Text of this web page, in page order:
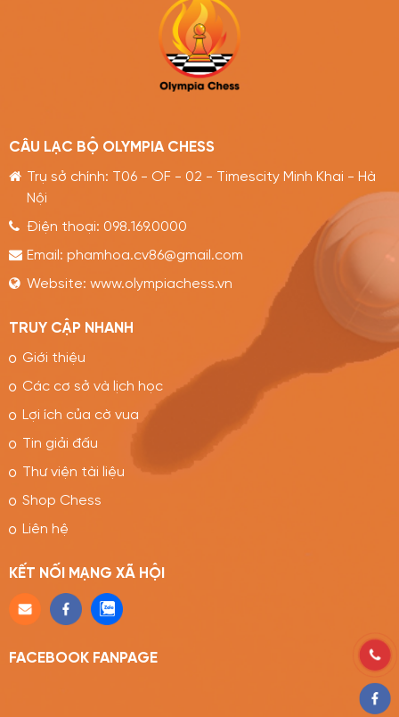
CÂU LẠC BỘ OLYMPIA CHESS
Trụ sở chính: T06 - OF - 02 - Timescity Minh Khai - Hà
Nội
Điện thoại: 098.169.0000
Email: phamhoa.cv86@gmail.com
Website: www.olympiachess.vn
TRUY CẬP NHANH
Giới thiệu
Các cơ sở và lịch học
Lợi ích của cờ vua
Tin giải đấu
Thư viện tài liệu
Shop Chess
Liên hệ
KẾT NỐI MẠNG XÃ HỘI
FACEBOOK FANPAGE